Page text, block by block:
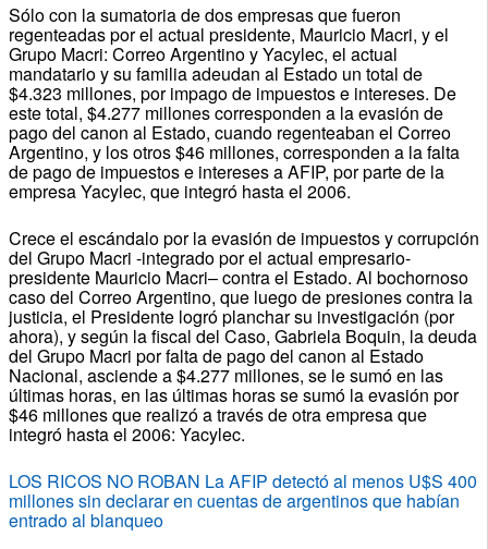
Sólo con la sumatoria de dos empresas que fueron
regenteadas por el actual presidente, Mauricio Macri, y el
Grupo Macri: Correo Argentino y Yacylec, el actual
mandatario y su familia adeudan al Estado un total de
$4.323 millones, por impago de impuestos e intereses. De
este total, $4.277 millones corresponden a la evasión de
pago del canon al Estado, cuando regenteaban el Correo
Argentino, y los otros $46 millones, corresponden a la falta
de pago de impuestos e intereses a AFIP, por parte de la
empresa Yacylec, que integró hasta el 2006.
Crece el escándalo por la evasión de impuestos y corrupción
del Grupo Macri -integrado por el actual empresario-
presidente Mauricio Macri– contra el Estado. Al bochornoso
caso del Correo Argentino, que luego de presiones contra la
justicia, el Presidente logró planchar su investigación (por
ahora), y según la fiscal del Caso, Gabriela Boquin, la deuda
del Grupo Macri por falta de pago del canon al Estado
Nacional, asciende a $4.277 millones, se le sumó en las
últimas horas, en las últimas horas se sumó la evasión por
$46 millones que realizó a través de otra empresa que
integró hasta el 2006: Yacylec.
LOS RICOS NO ROBAN La AFIP detectó al menos U$S 400
millones sin declarar en cuentas de argentinos que habían
entrado al blanqueo